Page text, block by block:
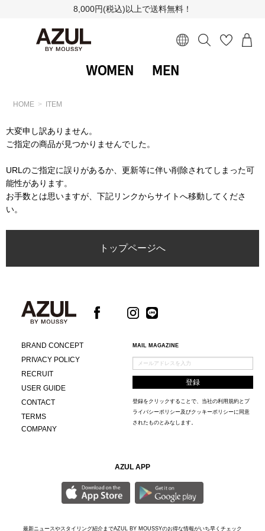
8,000円(税込)以上で送料無料！
WOMEN MEN
HOME ITEM
大変申し訳ありません。
ご指定の商品が見つかりませんでした。
URLのご指定に誤りがあるか、更新等に伴い削除されてしまった可
能性があります。
お手数とは思いますが、下記リンクからサイトへ移動してくださ
い。
トップページへ
BRAND CONCEPT
PRIVACY POLICY
RECRUIT
USER GUIDE
CONTACT
TERMS
COMPANY
MAIL MAGAZINE
登録をクリックすることで、当社の利用規約とプ
ライバシーポリシー及びクッキーポリシーに同意
されたものとみなします。
AZUL APP
最新ニュースやスタイリング紹介までAZUL BY MOUSSYのお得な情報がいち早くチェック